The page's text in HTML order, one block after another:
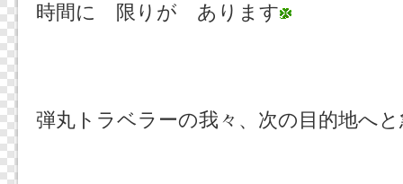
時間に 限りが あります
弾丸トラベラーの我々、次の目的地へ